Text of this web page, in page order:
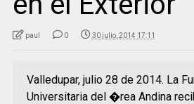
paul 0 30 julio, 2014 17:11
Valledupar, julio 28 de 2014. La
Universitaria del �rea Andina